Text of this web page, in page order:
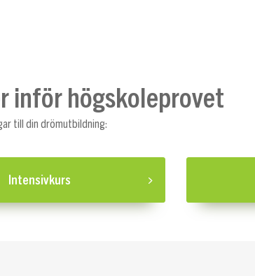
inför högskoleprovet
till din drömutbildning:
Intensivkurs